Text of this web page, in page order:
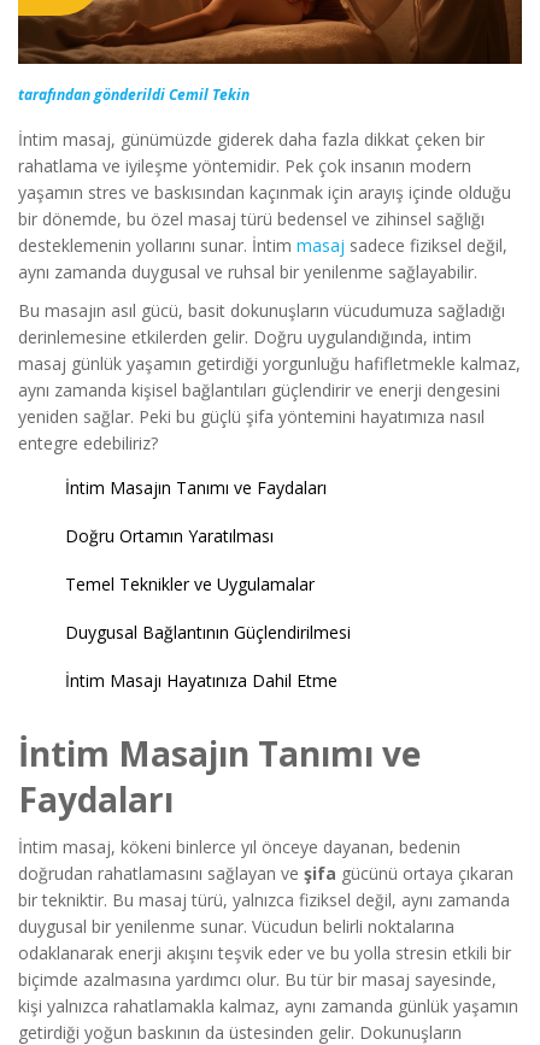
tarafından gönderildi Cemil Tekin
İntim masaj, günümüzde giderek daha fazla dikkat çeken bir
rahatlama ve iyileşme yöntemidir. Pek çok insanın modern
yaşamın stres ve baskısından kaçınmak için arayış içinde olduğu
bir dönemde, bu özel masaj türü bedensel ve zihinsel sağlığı
desteklemenin yollarını sunar. İntim masaj sadece fiziksel değil,
aynı zamanda duygusal ve ruhsal bir yenilenme sağlayabilir.
Bu masajın asıl gücü, basit dokunuşların vücudumuza sağladığı
derinlemesine etkilerden gelir. Doğru uygulandığında, intim
masaj günlük yaşamın getirdiği yorgunluğu hafifletmekle kalmaz,
aynı zamanda kişisel bağlantıları güçlendirir ve enerji dengesini
yeniden sağlar. Peki bu güçlü şifa yöntemini hayatımıza nasıl
entegre edebiliriz?
İntim Masajın Tanımı ve Faydaları
Doğru Ortamın Yaratılması
Temel Teknikler ve Uygulamalar
Duygusal Bağlantının Güçlendirilmesi
İntim Masajı Hayatınıza Dahil Etme
İntim Masajın Tanımı ve
Faydaları
İntim masaj, kökeni binlerce yıl önceye dayanan, bedenin
doğrudan rahatlamasını sağlayan ve şifa gücünü ortaya çıkaran
bir tekniktir. Bu masaj türü, yalnızca fiziksel değil, aynı zamanda
duygusal bir yenilenme sunar. Vücudun belirli noktalarına
odaklanarak enerji akışını teşvik eder ve bu yolla stresin etkili bir
biçimde azalmasına yardımcı olur. Bu tür bir masaj sayesinde,
kişi yalnızca rahatlamakla kalmaz, aynı zamanda günlük yaşamın
getirdiği yoğun baskının da üstesinden gelir. Dokunuşların